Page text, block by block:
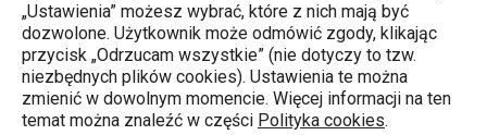
„Ustawienia” możesz wybrać, które z nich mają być
dozwolone. Użytkownik może odmówić zgody, klikając
przycisk „Odrzucam wszystkie” (nie dotyczy to tzw.
niezbędnych plików cookies). Ustawienia te można
zmienić w dowolnym momencie. Więcej informacji na ten
temat można znaleźć w części Polityka cookies.
Uwielbiasz słodkie przekąski? Przygotuj w domu
babeczki z owocami, cupcakes lub pyszne muffiny z
pomocą papilotek Tescoma. Co więcej, dzięki pięknym
motywom na papilotkach Twój deser będzie wyglądać